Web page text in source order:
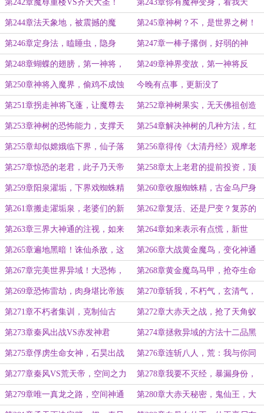
第242章魔尊重楼VS齐天大圣！ 第243章你有魔神变身，看我天
罡、地煞变化！
第244章法天象地，被震撼的魔
尊，通天彻地之神通！
第245章神树？不，是世界之树！
一界一树
第246章定身法，瞌睡虫，隐身
术，猴子看家本领，偷
第247章一棒子撂倒，好弱的神
尊！砍神树
第248章蝴蝶的翅膀，第一神将，
飞蓬归来！
第249章神界变故，第一神将反
叛！
第250章神将入魔界，偷鸡不成蚀
把米！诛仙剑气
今晚有点事，更新没了
第251章拐走神将飞蓬，让魔尊去
找玄霄
第252章神树果实，无天佛祖创造
先天魔将
第253章神树的恐怖能力，支撑天
地，滋养世界
第254章解决神树的几种方法，红
葵的调笑，唐三藏的特殊
第255章却似嫦娥临下界，仙子落
凡尘，抵达兜率宫
第256章得传《太清丹经》观摩老
君炼器
第257章惊恐的老君，此子乃天帝
之姿！帝临九天！
第258章太上老君的提前投资，顶
级九转金丹
第259章阳泉濯垢，下界戏蜘蛛精 第260章收服蜘蛛精，古金乌尸身
第261章搬走濯垢泉，老婆们的新
浴池
第262章复活、还是尸变？复苏的
金乌本源
第263章三界大神通的注视，如来
降临，如来破防
第264章如来表示有点慌，新世
界！负面气息！
第265章遍地黑暗！诛仙杀敌，这
是什么鬼地方？
第266章大战黄金魔鸟，变化神通
第267章完美世界异域！大恐怖，
也是大机缘
第268章黄金魔鸟马甲，抢夺生命
之种，世界树之种计划
第269章恐怖雷劫，肉身堪比帝族
之威，此人是谁？
第270章斩我，不朽气，玄清气，
初见鹤子铭，不朽之王法旨
第271章不朽者集训，克制仙古
法、征战大赤天
第272章大赤天之战，抢了天角蚁
的台词
第273章秦风出战VS赤发神君 第274章拯救异域的方法十二品黑
莲，仙龟甲片
第275章俘虏生命女神，石昊出战 第276章连斩八人，荒：我与你同
境界一战！
第277章秦风VS荒天帝，空间之力
宝术
第278章我要不灭经，暴漏身份，
真龙后裔
第279章唯一真龙之路，空间神通 第280章大赤天秘密，鬼仙王，大